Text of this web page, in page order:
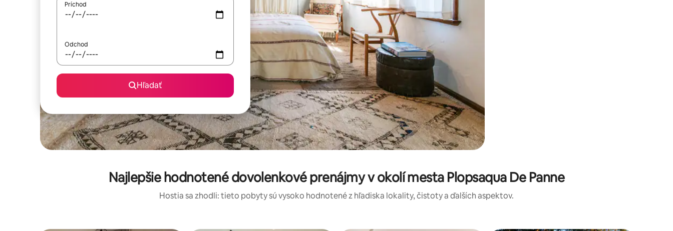
Príchod
Odchod
Hľadať
Najlepšie hodnotené dovolenkové prenájmy v okolí mesta Plopsaqua De Panne
Hostia sa zhodli: tieto pobyty sú vysoko hodnotené z hľadiska lokality, čistoty a ďalších aspektov.